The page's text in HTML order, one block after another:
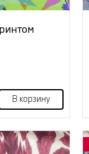
В корзину